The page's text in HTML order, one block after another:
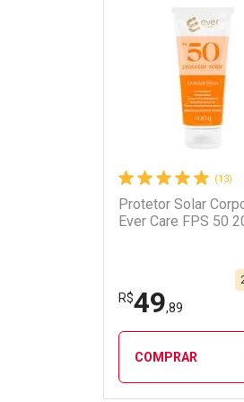
Ativar Desconto
Por R$ 77,71/cada
Por R$ 77,71/cada
(13)
Protetor Solar
Ever Care FPS 50
R$49,89
COMPRAR